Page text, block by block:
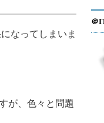
なってしまいま
が、色々と問題
＠